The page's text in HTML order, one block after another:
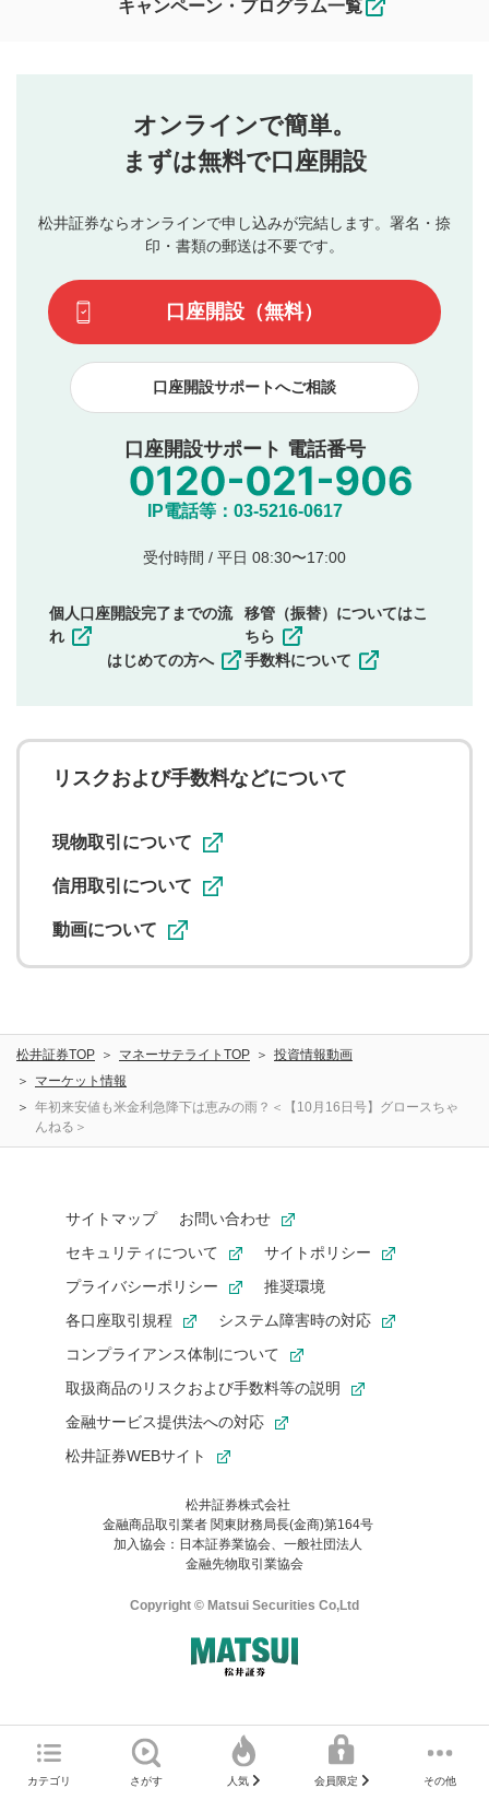
カテゴリ さがす 人気 会員限定 その他
投稿するボタン
星で評価をすると投稿できます。（お名前とコメント
3
動画の評価
です）
行ってください。
当社は、利用者同士、もしくは利用者と第三者間のトラ
ブルによって生じた損害に対して一切の責任を負いませ
評価およびコメントは当社にて審査のうえ、掲載となり
ます。掲載されるまでに日数がかかる場合や掲載されない
てはお答えできません。各動画コンテンツへの掲載をもっ
て結果のご連絡といたします。ご了承ください。
下記の項目に該当すると判断された投稿内容は、掲載を
見合わせる場合がございます。
本動画コンテンツとは無関係の内容の投稿
他者への誹謗中傷や差別的表現投稿
公序良俗に反する内容の投稿
氏名、住所、電話番号など個人を特定できる情報の
他のサイトへの誘導や営利目的、広告・宣伝を目
他者の権利（商標、著作権、その他の知的財産
その他当社が不適切と判断した投稿
一度投稿した評価およびコメントの変更・削除はできま
に関する著作者人格権を行使しないことに同意します。利
用者が投稿したコメントは、当社サービスの広告・宣伝、
ることがあります。
キャンペーン・プログラム一覧
オンラインで簡単。
まずは無料で口座開設
松井証券ならオンラインで申し込みが完結します。署名・捺
印・書類の郵送は不要です。
口座開設（無料）
口座開設サポートへご相談
口座開設サポート 電話番号
IP電話等：03-5216-0617
受付時間 / 平日 08:30〜17:00
個人口座開設完了までの流
れ
はじめての方へ
移管（振替）についてはこ
ちら
手数料について
リスクおよび手数料などについて
現物取引について
信用取引について
動画について
松井証券TOP マネーサテライトTOP
投資情報動画
マーケット情報
年初来安値も米金利急降下は恵みの雨？＜【10月16日号】グロースちゃ
んねる＞
サイトマップ
お問い合わせ
セキュリティについて
サイトポリシー
プライバシーポリシー
推奨環境
各口座取引規程
システム障害時の対応
コンプライアンス体制について
取扱商品のリスクおよび手数料等の説明
金融サービス提供法への対応
松井証券WEBサイト
松井証券株式会社
金融商品取引業者 関東財務局長(金商)第164号
加入協会：日本証券業協会、一般社団法人
金融先物取引業協会
Copyright © Matsui Securities Co,Ltd
マネーサテライトのWEBサイトへようこそ
直前にご覧いただいていたWEBサイトは、当社が作成したもので
ご利用の環境(Internet Explorer)は、本サイトの推奨環境外のた
め、
一部の機能が正常に動作しない可能性があります。
お気に入り機能は松井証券の会員限定の機能です。
お気に入り登録いただくと、後からいつでもお気に入りのコンテ
ンツを一覧でご確認いただけます。
ご利用いただくには口座開設が必要です。
はご利用の端末で一度ログインしてください。
ログイン